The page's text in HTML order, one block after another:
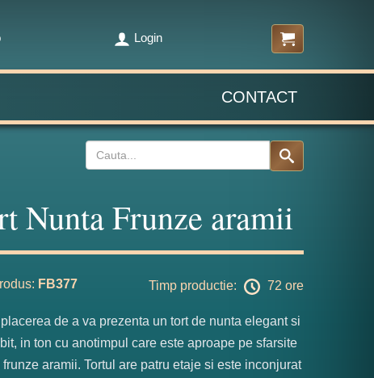
Login
CONTACT
Nunta Frunze aramii
FB377 Timp productie: 72 ore
de a va prezenta un tort de nunta elegant si
in ton cu anotimpul care este aproape pe sfarsite
frunze aramii. Tortul are patru etaje si este inconjurat